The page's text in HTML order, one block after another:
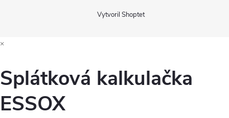
Vytvoril Shoptet
×
Splátková kalkulačka
ESSOX